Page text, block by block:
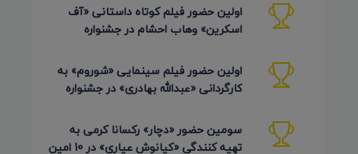
اولین حضور فیلم کوتاه داستانی «آف
اسکرین» وهاب احشام در جشنواره
اولین حضور فیلم سینمایی «شوروم» به
کارگردانی «عبدالله بهادری» در جشنواره
سومین حضور «دچار» رکسانا کرمی به
تهیه کنندگی «کیانوش عیاری» در 10 امین